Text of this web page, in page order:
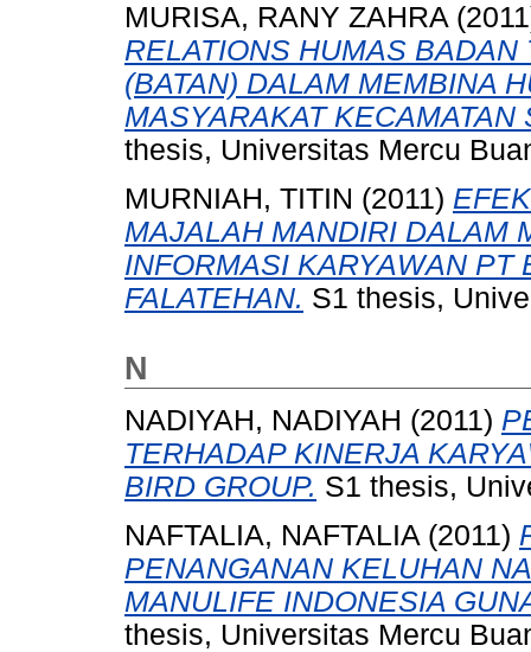
MURISA, RANY ZAHRA
RELATIONS HUMAS
(BATAN) DALAM MEMBINA
MASYARAKAT KECAMATAN
thesis, Universitas Mercu
MURNIAH, TITIN (2011)
MAJALAH MANDIRI DALAM
INFORMASI KARYAWAN PT
FALATEHAN. S1 thesis,
N
NADIYAH, NADIYAH (2011)
TERHADAP KINERJA
BIRD GROUP. S1 thesis,
NAFTALIA, NAFTALIA (2011)
PENANGANAN KELUHAN
MANULIFE INDONESIA
thesis, Universitas Mercu